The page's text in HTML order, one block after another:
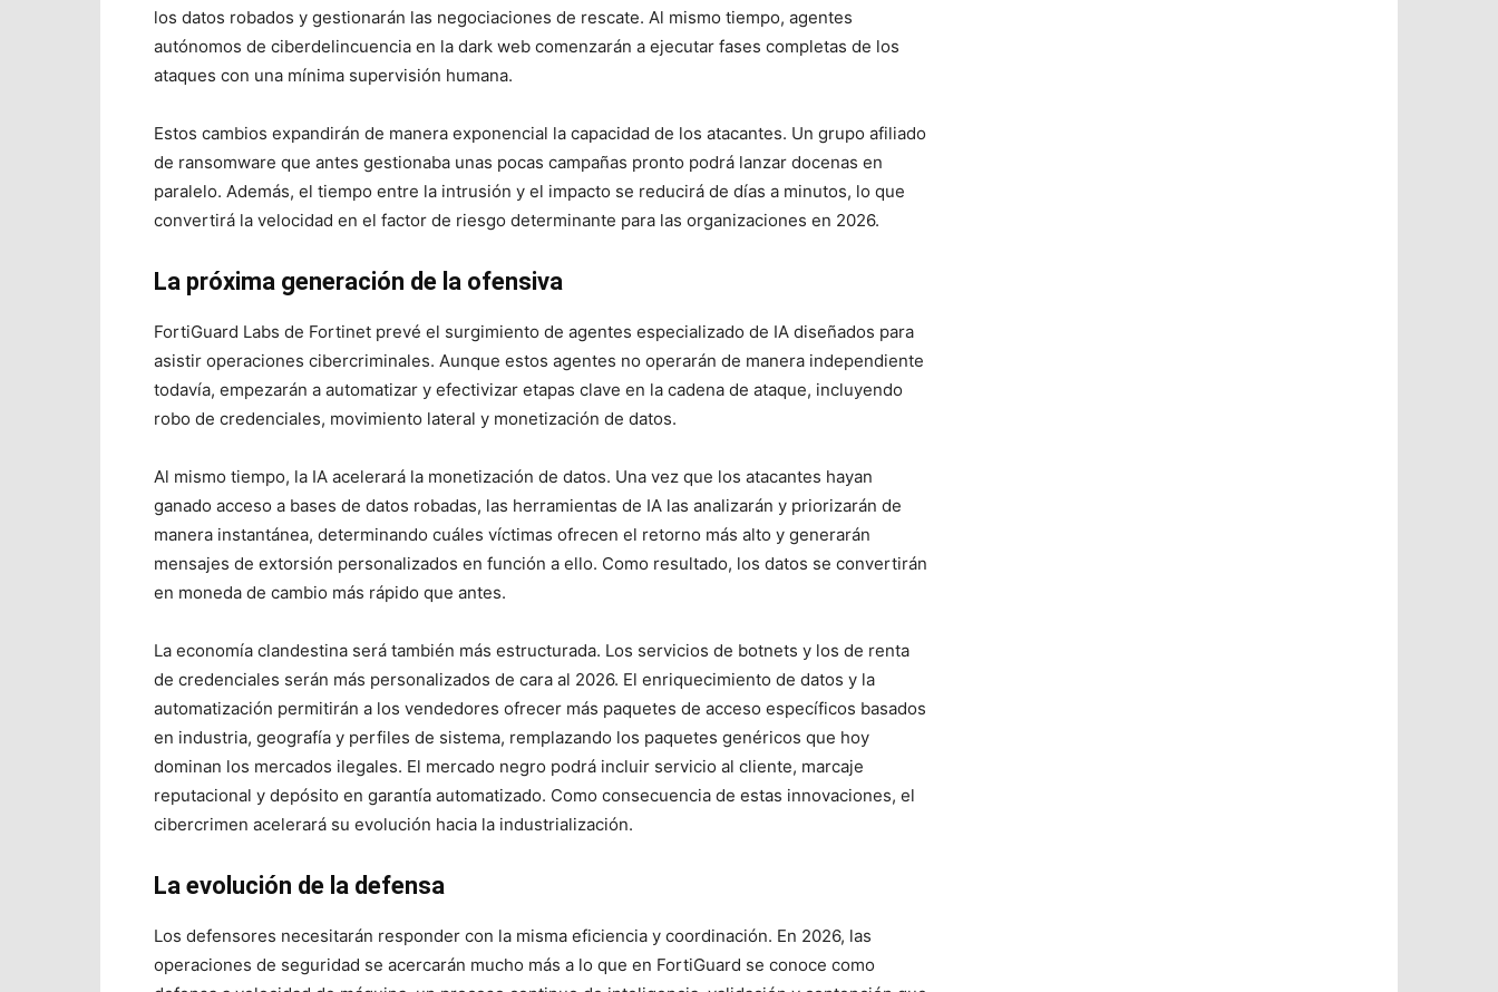
los datos robados y gestionarán las negociaciones de rescate. Al mismo tiempo, agentes
autónomos de ciberdelincuencia en la dark web comenzarán a ejecutar fases completas de los
ataques con una mínima supervisión humana.
Estos cambios expandirán de manera exponencial la capacidad de los atacantes. Un grupo afiliado
de ransomware que antes gestionaba unas pocas campañas pronto podrá lanzar docenas en
paralelo. Además, el tiempo entre la intrusión y el impacto se reducirá de días a minutos, lo que
convertirá la velocidad en el factor de riesgo determinante para las organizaciones en 2026.
La próxima generación de la ofensiva
FortiGuard Labs de Fortinet prevé el surgimiento de agentes especializado de IA diseñados para
asistir operaciones cibercriminales. Aunque estos agentes no operarán de manera independiente
todavía, empezarán a automatizar y efectivizar etapas clave en la cadena de ataque, incluyendo
robo de credenciales, movimiento lateral y monetización de datos.
Al mismo tiempo, la IA acelerará la monetización de datos. Una vez que los atacantes hayan
ganado acceso a bases de datos robadas, las herramientas de IA las analizarán y priorizarán de
manera instantánea, determinando cuáles víctimas ofrecen el retorno más alto y generarán
mensajes de extorsión personalizados en función a ello. Como resultado, los datos se convertirán
en moneda de cambio más rápido que antes.
La economía clandestina será también más estructurada. Los servicios de botnets y los de renta
de credenciales serán más personalizados de cara al 2026. El enriquecimiento de datos y la
automatización permitirán a los vendedores ofrecer más paquetes de acceso específicos basados
en industria, geografía y perfiles de sistema, remplazando los paquetes genéricos que hoy
dominan los mercados ilegales. El mercado negro podrá incluir servicio al cliente, marcaje
reputacional y depósito en garantía automatizado. Como consecuencia de estas innovaciones, el
cibercrimen acelerará su evolución hacia la industrialización.
La evolución de la defensa
Los defensores necesitarán responder con la misma eficiencia y coordinación. En 2026, las
operaciones de seguridad se acercarán mucho más a lo que en FortiGuard se conoce como